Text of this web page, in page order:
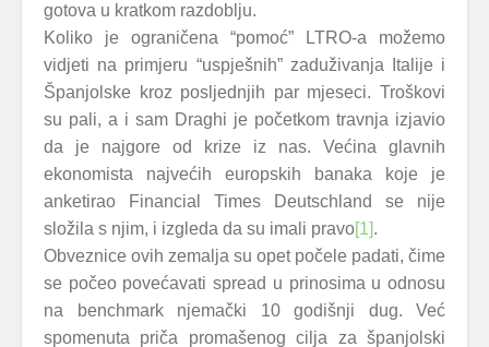
gotova u kratkom razdoblju.
Koliko je ograničena “pomoć” LTRO-a možemo
vidjeti na primjeru “uspješnih” zaduživanja Italije i
Španjolske kroz posljednjih par mjeseci. Troškovi
su pali, a i sam Draghi je početkom travnja izjavio
da je najgore od krize iz nas. Većina glavnih
ekonomista najvećih europskih banaka koje je
anketirao Financial Times Deutschland se nije
složila s njim, i izgleda da su imali pravo[1].
Obveznice ovih zemalja su opet počele padati, čime
se počeo povećavati spread u prinosima u odnosu
na benchmark njemački 10 godišnji dug. Već
spomenuta priča promašenog cilja za španjolski